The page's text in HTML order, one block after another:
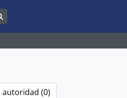
autoridad (0)